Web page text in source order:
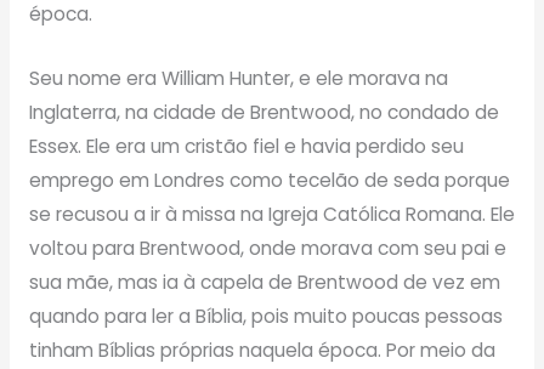
época.
Seu nome era William Hunter, e ele morava na
Inglaterra, na cidade de Brentwood, no condado de
Essex. Ele era um cristão fiel e havia perdido seu
emprego em Londres como tecelão de seda porque
se recusou a ir à missa na Igreja Católica Romana. Ele
voltou para Brentwood, onde morava com seu pai e
sua mãe, mas ia à capela de Brentwood de vez em
quando para ler a Bíblia, pois muito poucas pessoas
tinham Bíblias próprias naquela época. Por meio da